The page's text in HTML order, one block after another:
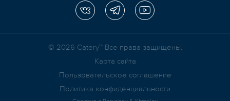
© 2026 Сatery™ Все права защищены.
Карта сайта
Пользовательское соглашение
Политика конфиденциальности